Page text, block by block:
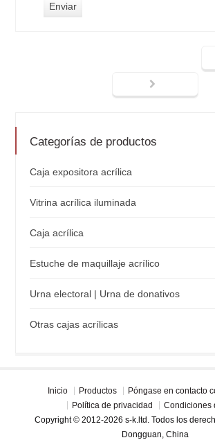
Categorías de productos
Caja expositora acrílica
Vitrina acrílica iluminada
Caja acrílica
Estuche de maquillaje acrílico
Urna electoral | Urna de donativos
Otras cajas acrílicas
Inicio Productos
Póngase en contacto
Política de privacidad
Condiciones
Copyright © 2012-2026 s-k.ltd. Todos los
Dongguan, China